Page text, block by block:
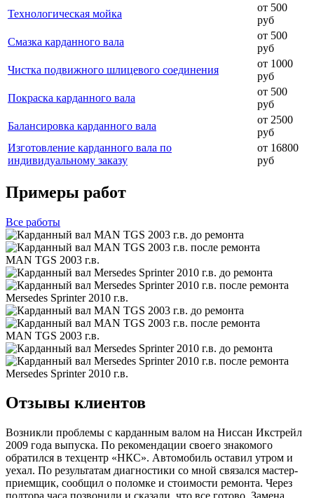
Технологическая мойка
от 500
руб
Смазка карданного вала
от 500
руб
Чистка подвижного шлицевого соединения
от 1000
руб
Покраска карданного вала
от 500
руб
Балансировка карданного вала
от 2500
руб
Изготовление карданного вала по
индивидуальному заказу
от 16800
руб
Примеры работ
Все работы
MAN TGS 2003 г.в.
Mersedes Sprinter 2010 г.в.
MAN TGS 2003 г.в.
Mersedes Sprinter 2010 г.в.
Отзывы клиентов
Возникли проблемы с карданным валом на Ниссан Икстрейл
2009 года выпуска. По рекомендации своего знакомого
обратился в техцентр «НКС». Автомобиль оставил утром и
уехал. По результатам диагностики со мной связался мастер-
приемщик, сообщил о поломке и стоимости ремонта. Через